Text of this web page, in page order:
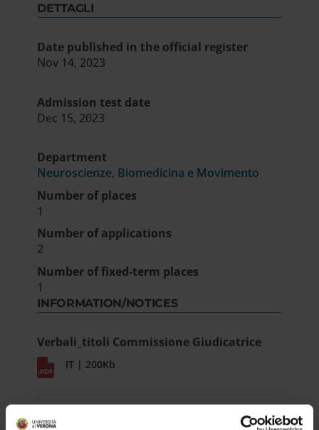
DETTAGLI
Date published in the official register
Nov 14, 2023
Admission test date
Dec 15, 2023
Department
Neuroscienze, Biomedicina e Movimento
Number of places
1
Number of applications
2
Number of fixed-term places
1
INFORMATION/NOTICES
Verbali_titoli Commissione Giudicatrice
IT | 200Kb
Verbali_colloqui Commissione Giudicatrice